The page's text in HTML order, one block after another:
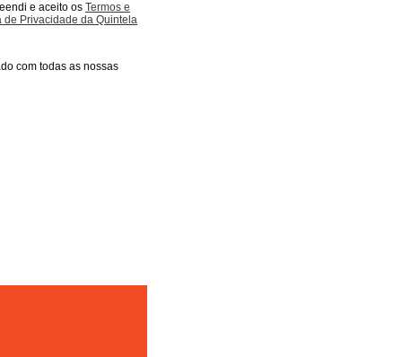
e aceito os Termos e
de Privacidade
com todas as nossas